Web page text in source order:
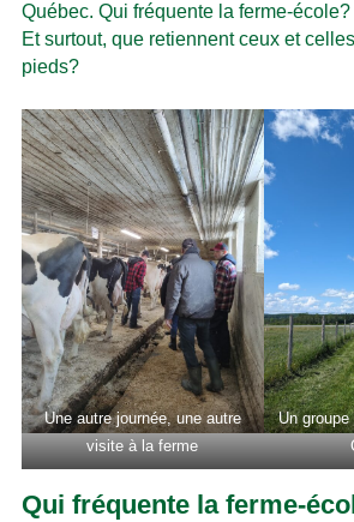
Québec. Qui fréquente la ferme-
Et surtout, que retiennent ceux et
pieds?
Une autre journée, une autre
visite à la ferme
Un
Qui fréquente la ferme-